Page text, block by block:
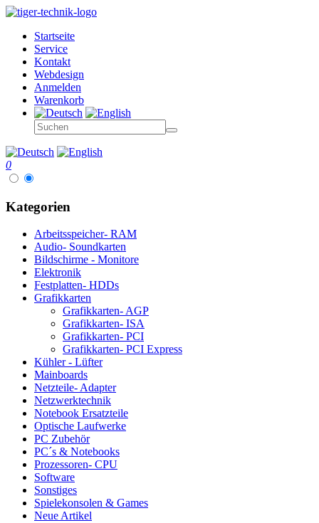
Startseite
Service
Kontakt
Webdesign
Anmelden
Warenkorb
0
Kategorien
Arbeitsspeicher- RAM
Audio- Soundkarten
Bildschirme - Monitore
Elektronik
Festplatten- HDDs
Grafikkarten
Grafikkarten- AGP
Grafikkarten- ISA
Grafikkarten- PCI
Grafikkarten- PCI Express
Kühler - Lüfter
Mainboards
Netzteile- Adapter
Netzwerktechnik
Notebook Ersatzteile
Optische Laufwerke
PC Zubehör
PC´s & Notebooks
Prozessoren- CPU
Software
Sonstiges
Spielekonsolen & Games
Neue Artikel